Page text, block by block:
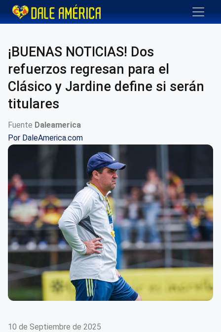
¡BUENAS NOTICIAS! Dos
refuerzos regresan para el
Clásico y Jardine define si serán
titulares
Fuente Daleamerica
Por DaleAmerica.com
10 de Septiembre de 2025